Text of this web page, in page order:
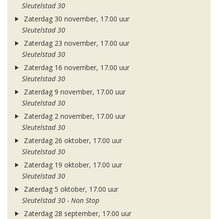
Sleutelstad 30
Zaterdag 30 november, 17.00 uur
Sleutelstad 30
Zaterdag 23 november, 17.00 uur
Sleutelstad 30
Zaterdag 16 november, 17.00 uur
Sleutelstad 30
Zaterdag 9 november, 17.00 uur
Sleutelstad 30
Zaterdag 2 november, 17.00 uur
Sleutelstad 30
Zaterdag 26 oktober, 17.00 uur
Sleutelstad 30
Zaterdag 19 oktober, 17.00 uur
Sleutelstad 30
Zaterdag 5 oktober, 17.00 uur
Sleutelstad 30 - Non Stop
Zaterdag 28 september, 17.00 uur